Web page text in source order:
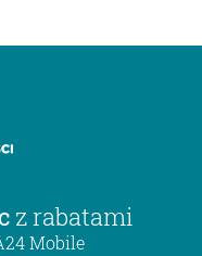
z rabatami
Mobile